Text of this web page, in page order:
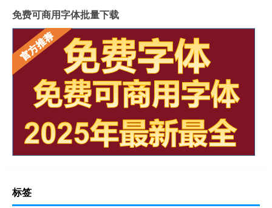
免费可商用字体批量下载
标签